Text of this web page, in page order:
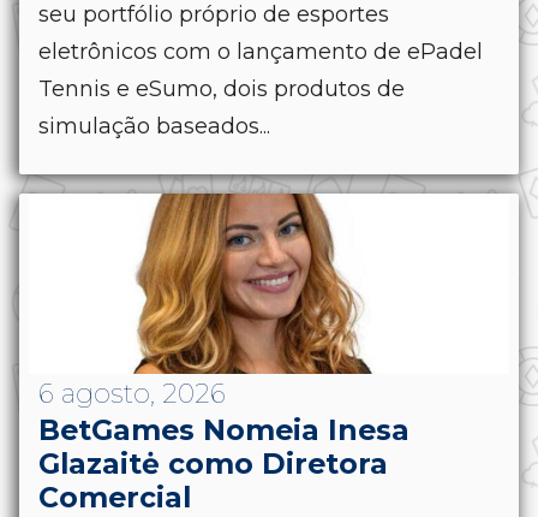
seu portfólio próprio de esportes
eletrônicos com o lançamento de ePadel
Tennis e eSumo, dois produtos de
simulação baseados...
6 agosto, 2026
BetGames Nomeia Inesa
Glazaitė como Diretora
Comercial